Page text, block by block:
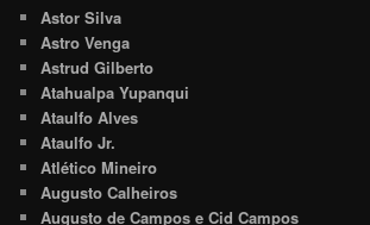
Astor Silva
Astro Venga
Astrud Gilberto
Atahualpa Yupanqui
Ataulfo Alves
Ataulfo Jr.
Atlético Mineiro
Augusto Calheiros
Augusto de Campos e Cid Campos